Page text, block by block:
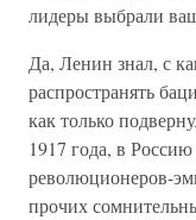
лидеры выбрали
Да, Ленин знал, с
распространять
как только
1917 года, в
революционеров-
прочих